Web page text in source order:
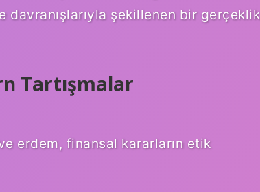
davranışlarıyla şekillenen bir gerçeklik
Tartışmalar
erdem, finansal kararların etik